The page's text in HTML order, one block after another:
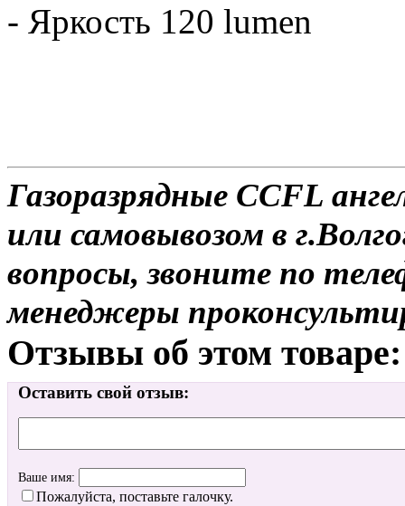
- Яркость 120 lumen
Газоразрядные CCFL
или самовывозом в
вопросы, звоните по
менеджеры
Отзывы об этом товаре:
Оставить свой отзыв:
Ваше имя:
Пожалуйста, поставьте галочку.